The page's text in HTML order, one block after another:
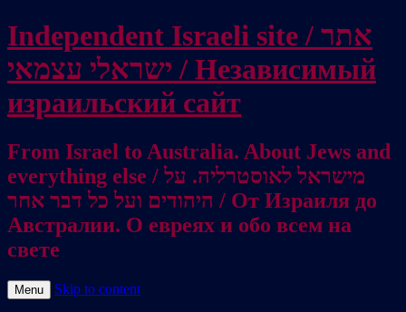
Independent Israeli site / אתר
ישראלי עצמאי / Независимый
израильский сайт
From Israel to Australia. About Jews and
everything else / מישראל לאוסטרליה. על
היהודים ועל כל דבר אחר / От Израиля до
Австралии. О евреях и обо всем на
свете
Menu Skip to content